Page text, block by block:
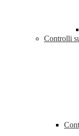
Controlli